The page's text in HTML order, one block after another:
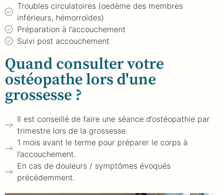
Troubles circulatoires (oedème des membres
inférieurs, hémorroïdes)
Préparation à l’accouchement
Suivi post accouchement
Quand consulter votre
ostéopathe lors d'une
grossesse ?
Il est conseillé de faire une séance d’ostéopathie par
trimestre lors de la grossesse.
1 mois avant le terme pour préparer le corps à
l’accouchement.
En cas de douleurs / symptômes évoqués
précédemment.